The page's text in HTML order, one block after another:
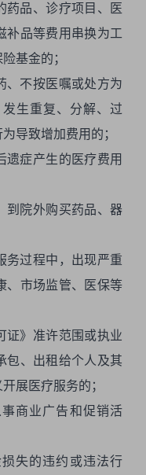
药品、诊疗项目、医
补品等费用串换为工
基金的；
、不按医嘱或处方为
生重复、分解、过
导致增加费用的；
遗症产生的医疗费用
到院外购买药品、器
务过程中，出现严重
、市场监管、医保等
证》准许范围或执业
包、出租给个人及其
展医疗服务的；
商业广告和促销活
失的违约或违法行